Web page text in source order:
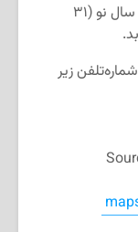
این برنامه قرار است از ساعت هشت شب سال نو (۳۱
زیر